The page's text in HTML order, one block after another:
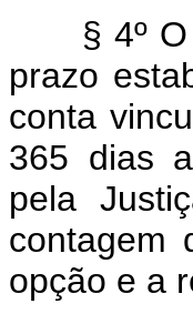
§ 4º O
prazo
conta
365 dias
pela
contagem
opção e a